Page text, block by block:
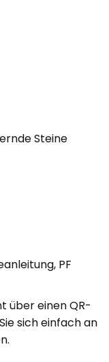
Steine
PF
über einen QR-
sich einfach an